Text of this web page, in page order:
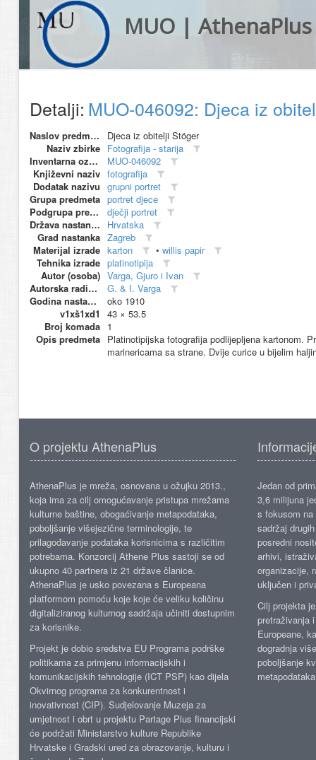
MUO | AthenaPlus
Detalji: MUO-046092: Djeca iz
Naslov predmeta
Djeca iz obitelji Stöger
Naziv zbirke Fotografija - starija
Inventarna oznaka
MUO-046092
Književni naziv fotografija
Dodatak nazivu grupni portret
Grupa predmeta portret djece
Podgrupa predmeta
dječji portret
Država nastanka
Hrvatska
Grad nastanka Zagreb
Materijal izrade karton • willis papir
Tehnika izrade platinotipija
Autor (osoba) Varga, Gjuro i Ivan
Autorska radionica (proizvođač)
G. & I. Varga
Godina nastanka
oko 1910
v1xš1xd1
43 × 53.5
Broj komada 1
Opis predmeta Platinotipijska fotografija podlijepljena kartonom.
marinericama sa strane. Dvije curice u bijelim
O projektu AthenaPlus
AthenaPlus je mreža, osnovana u ožujku 2013.,
koja ima za cilj omogućavanje pristupa mrežama
kulturne baštine, obogaćivanje metapodataka,
poboljšanje višejezične terminologije, te
prilagođavanje podataka korisnicima s različitim
potrebama. Konzorcij Athene Plus sastoji se od
ukupno 40 partnera iz 21 države članice.
AthenaPlus je usko povezana s Europeana
platformom pomoću koje koje će veliku količinu
digitaliziranog kulturnog sadržaja učiniti dostupnim
za korisnike.
Projekt je dobio sredstva EU Programa podrške
politikama za primjenu informacijskih i
komunikacijskih tehnologije (ICT PSP) kao dijela
Okvirnog programa za konkurentnost i
inovativnost (CIP). Sudjelovanje Muzeja za
umjetnost i obrt u projektu Partage Plus financijski
će podržati Ministarstvo kulture Republike
Hrvatske i Gradski ured za obrazovanje, kulturu i
Jedan od
3,6 milijuna
s fokusom
sadržaj
posredni
arhivi,
organizacije,
uključen i
Cilj projekta
pretraživanja
Europeane,
dogradnja
poboljšanje